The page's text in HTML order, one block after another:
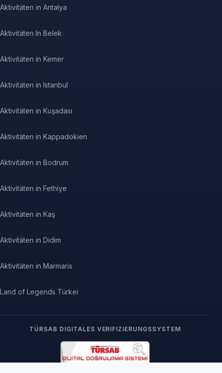
Aktivitäten in Antalya
Aktivitäten In Belek
Aktivitäten in Kemer
Aktivitäten in Istanbul
Aktivitäten in Kuşadası
Aktivitäten in Kappadokien
Aktivitäten in Bodrum
Aktivitäten in Fethiye
Aktivitäten in Kaş
Aktivitäten in Didim
Aktivitäten in Marmaris
Land of Legends Türkei
TÜRSAB DIGITALES VERIFIZIERUNGSSYSTEM